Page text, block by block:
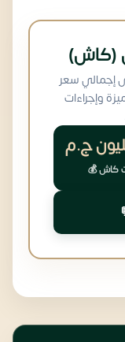
(كاش)
إجمالي سعر
وإجراءات
ج.م
كاش 💰